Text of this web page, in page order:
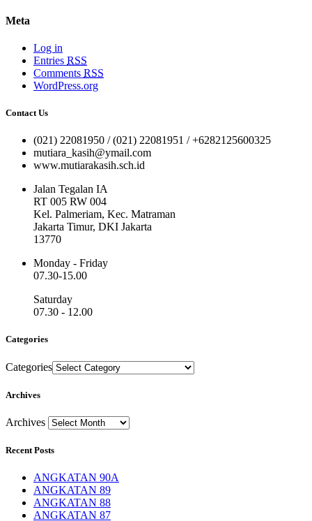
Meta
Log in
Entries RSS
Comments RSS
WordPress.org
Contact Us
(021) 22081950 / (021) 22081951 / +6282125600325
mutiara_kasih@ymail.com
www.mutiarakasih.sch.id
Jalan Tegalan IA
RT 005 RW 004
Kel. Palmeriam, Kec. Matraman
Jakarta Timur, DKI Jakarta
13770
Monday - Friday
07.30-15.00
Saturday
07.30 - 12.00
Categories
Categories
Archives
Archives
Recent Posts
ANGKATAN 90A
ANGKATAN 89
ANGKATAN 88
ANGKATAN 87